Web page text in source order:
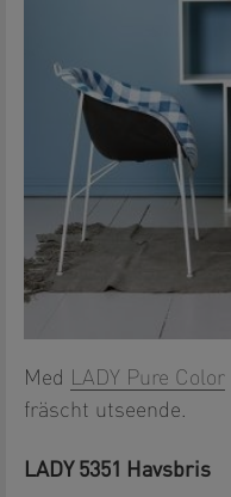
Med LADY Pure Color
fräscht utseende.
LADY 5351 Havsbris